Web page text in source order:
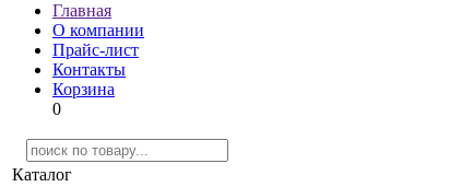
Главная
О компании
Прайс-лист
Контакты
Корзина
0
Каталог